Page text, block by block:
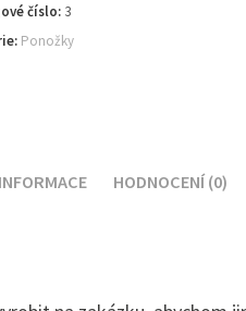
číslo: 3
Ponožky
HODNOCENÍ (0)